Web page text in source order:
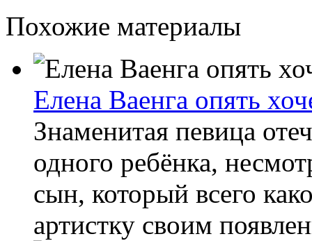
Похожие материалы
Елена Ваенга опять
Знаменитая певица
одного ребёнка,
сын, который всего
артистку своим